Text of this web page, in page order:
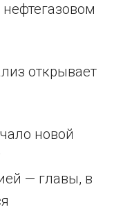
открывает
новой
— главы, в